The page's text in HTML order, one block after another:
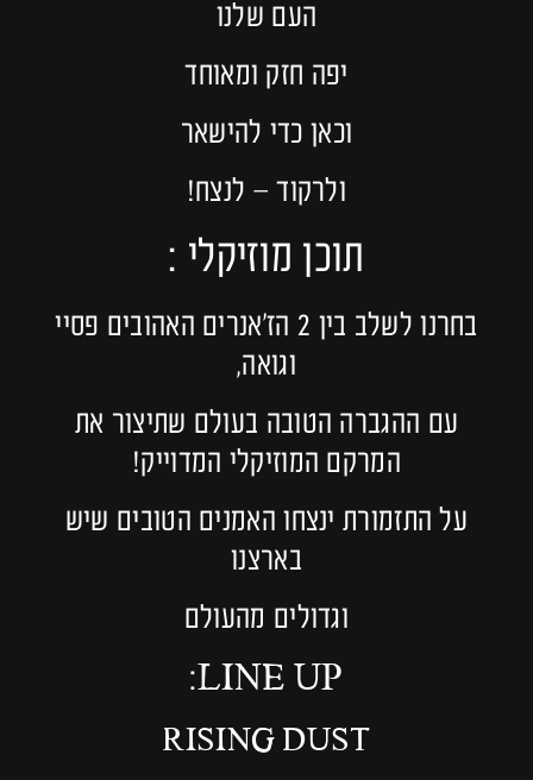
העם שלנו
יפה חזק ומאוחד
וכאן כדי להישאר
ולרקוד – לנצח!
תוכן מוזיקלי :
בחרנו לשלב בין 2 הז׳אנרים האהובים פסיי
וגואה,
עם ההגברה הטובה בעולם שתיצור את
המרקם המוזיקלי המדוייק!
על התזמורת ינצחו האמנים הטובים שיש
בארצנו
וגדולים מהעולם
LINE UP:
RISING DUST